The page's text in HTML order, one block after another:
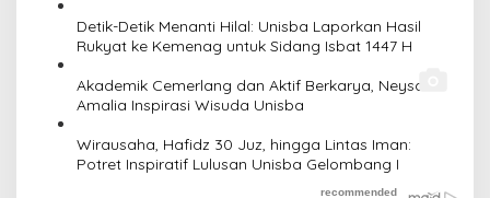
Detik-Detik Menanti Hilal: Unisba Laporkan Hasil
Rukyat ke Kemenag untuk Sidang Isbat 1447 H
Akademik Cemerlang dan Aktif Berkarya, Neysa
Amalia Inspirasi Wisuda Unisba
Wirausaha, Hafidz 30 Juz, hingga Lintas Iman:
Potret Inspiratif Lulusan Unisba Gelombang I